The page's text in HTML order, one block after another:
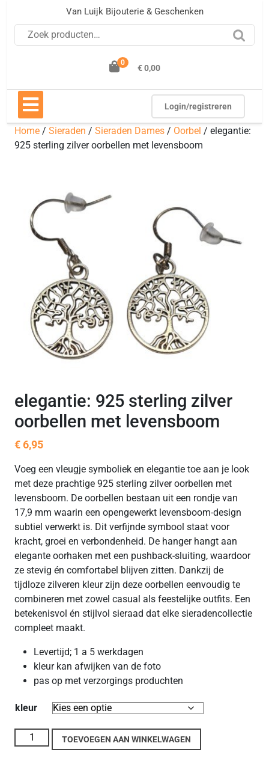
inhoud
Van Luijk Bijouterie & Geschenken
0
€ 0,00
Open
Login/registreren
Home / Sieraden / Sieraden Dames / Oorbel / elegantie:
925 sterling zilver oorbellen met levensboom
elegantie: 925 sterling zilver
oorbellen met levensboom
€6,95
Voeg een vleugje symboliek en elegantie toe aan je look
met deze prachtige 925 sterling zilver oorbellen met
levensboom. De oorbellen bestaan uit een rondje van
17,9 mm waarin een opengewerkt levensboom-design
subtiel verwerkt is. Dit verfijnde symbool staat voor
kracht, groei en verbondenheid. De hanger hangt aan
elegante oorhaken met een pushback-sluiting, waardoor
ze stevig én comfortabel blijven zitten. Dankzij de
tijdloze zilveren kleur zijn deze oorbellen eenvoudig te
combineren met zowel casual als feestelijke outfits. Een
betekenisvol én stijlvol sieraad dat elke sieradencollectie
compleet maakt.
Levertijd; 1 a 5 werkdagen
kleur kan afwijken van de foto
pas op met verzorgings produchten
kleur
elegantie: 925 sterling zilver oorbellen met levensboom
aantal
TOEVOEGEN AAN WINKELWAGEN